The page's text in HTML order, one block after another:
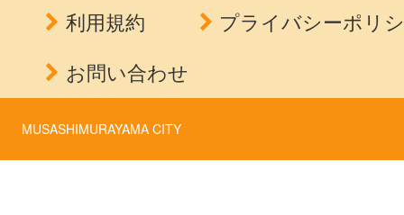
利用規約
プライバシーポリ
お問い合わせ
MUSASHIMURAYAMA CITY